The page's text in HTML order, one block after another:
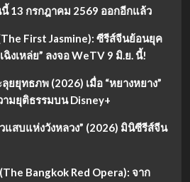
13 กรกฎาคม 2569 ออกอีกแล้ว
First Jasmine): ซีรีส์จีนย้อนยุค
งเหล่ย” ลงจอ WeTV 9 มิ.ย. นี้!
ยยุทธภพ (2026) เมื่อ “หยางหยาง”
มยุติธรรมบน Disney+
แสบแห่งวังหลวง” (2026) มินิซีรีส์จีน
Bangkok Red Opera): จาก